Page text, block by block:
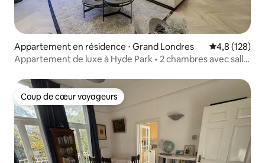
Appartement en résidence ⋅ Grand Londres Évaluation
4,8 (128)
Appartement de luxe à Hyde Park • 2 chambres avec salle
Coup de cœur voyageurs
Coup de cœur voyageurs